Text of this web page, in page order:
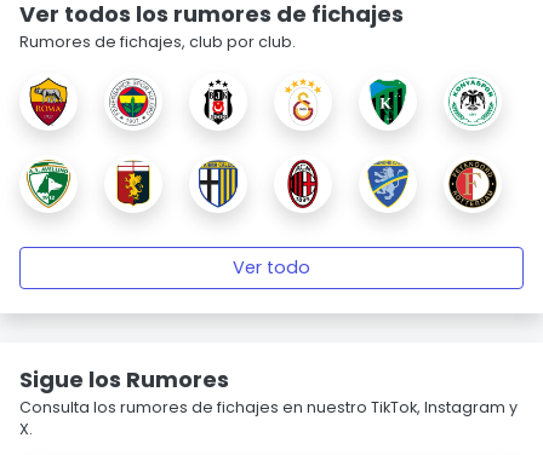
Ver todos los rumores de fichajes
Rumores de fichajes, club por club.
Ver todo
Sigue los Rumores
Consulta los rumores de fichajes en nuestro TikTok, Instagram y
X.